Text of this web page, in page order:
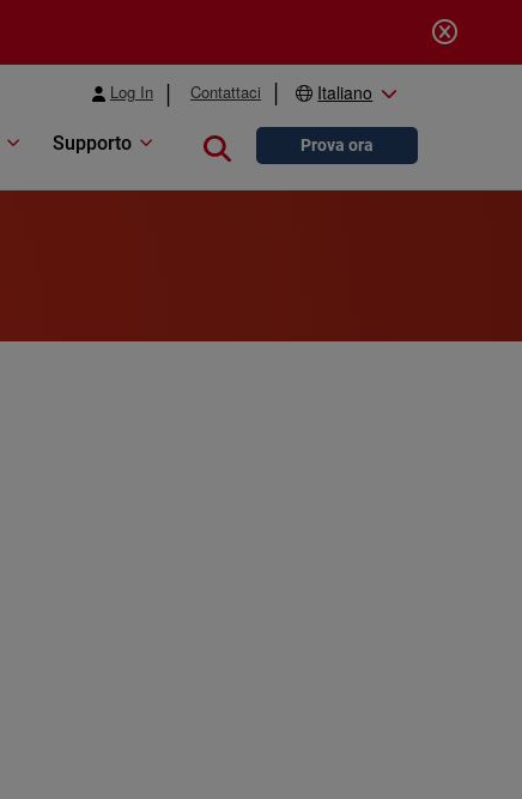
Log In Contattaci Italiano
Supporto Close searchProva ora